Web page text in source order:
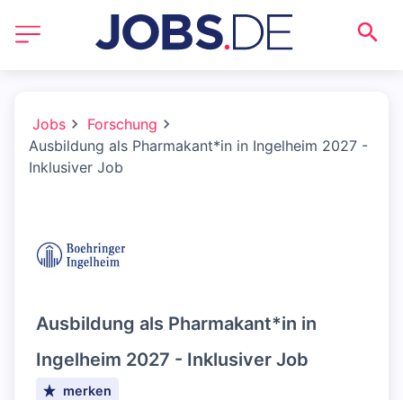
Jobs
Forschung
Ausbildung als Pharmakant*in in Ingelheim 2027 -
Inklusiver Job
Ausbildung als Pharmakant*in in
Ingelheim 2027 - Inklusiver Job
merken